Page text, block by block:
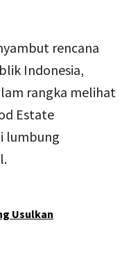
rencana
Indonesia,
rangka melihat
Estate
lumbung
Usulkan